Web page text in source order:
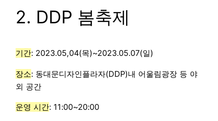
2. DDP 봄축제
기간: 2023.05,04(목)~2023.05.07(일)
장소: 동대문디자인플라자(DDP)내 어울림광장 등 야
외 공간
운영 시간: 11:00~20:00